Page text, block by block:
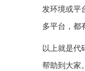
发环境或平
多平台，都
以上就是代
帮助到大家。